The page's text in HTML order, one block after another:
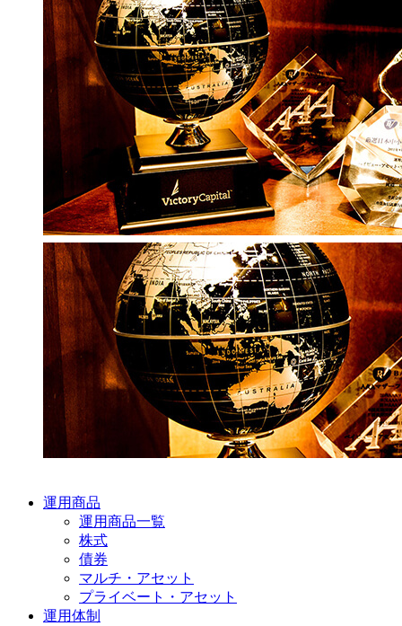
運用商品
運用商品一覧
株式
債券
マルチ・アセット
プライベート・アセット
運用体制